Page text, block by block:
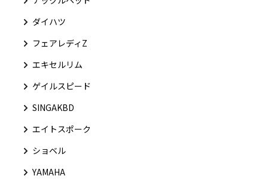
ダイハツ
フェアレディZ
エキセルリム
ゲイルスピード
SINGAKBD
エイトスポーク
ショベル
YAMAHA